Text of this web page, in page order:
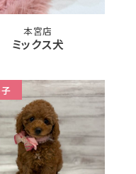
本宮店
ミックス犬